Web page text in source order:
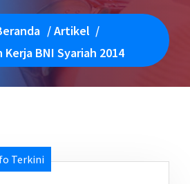
/Artikel /
BNI Syariah 2014
Terkini